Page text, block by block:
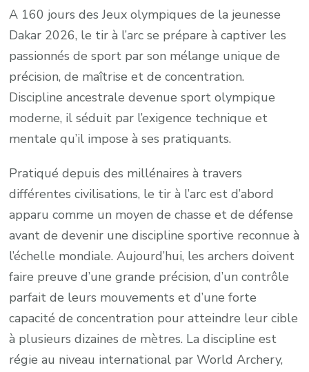
et
A 160 jours des Jeux olympiques de la jeunesse
Dakar 2026, le tir à l’arc se prépare à captiver les
passionnés de sport par son mélange unique de
précision, de maîtrise et de concentration.
Discipline ancestrale devenue sport olympique
moderne, il séduit par l’exigence technique et
mentale qu’il impose à ses pratiquants.
Pratiqué depuis des millénaires à travers
différentes civilisations, le tir à l’arc est d’abord
apparu comme un moyen de chasse et de défense
avant de devenir une discipline sportive reconnue à
l’échelle mondiale. Aujourd’hui, les archers doivent
faire preuve d’une grande précision, d’un contrôle
parfait de leurs mouvements et d’une forte
capacité de concentration pour atteindre leur cible
à plusieurs dizaines de mètres. La discipline est
régie au niveau international par World Archery,